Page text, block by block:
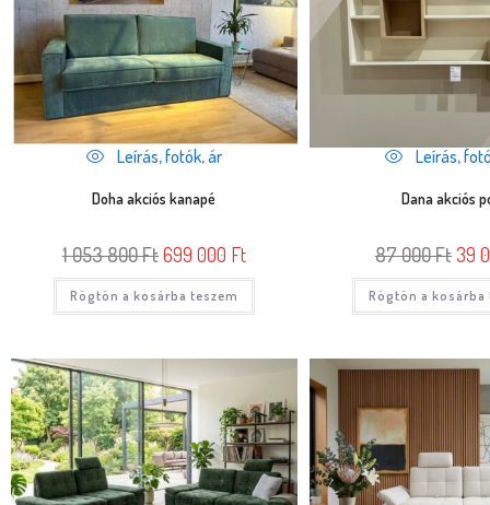
Leírás, fotók, ár
Doha akciós kanapé
1 053 800Ft699 000 Ft
Rögtön a kosárba teszem
Leírás,
Dana akciós
87 000Ft 39
Rögtön a kosárba